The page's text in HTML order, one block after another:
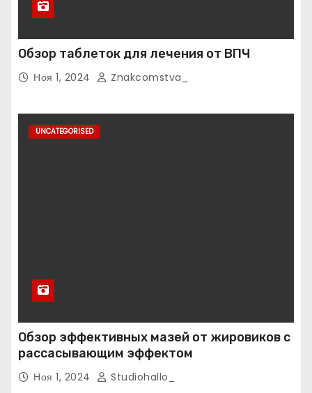
Обзор таблеток для лечения от ВПЧ
Ноя 1, 2024 Znakcomstva_
UNCATEGORISED
Обзор эффективных мазей от жировиков с
рассасывающим эффектом
Ноя 1, 2024 Studiohallo_